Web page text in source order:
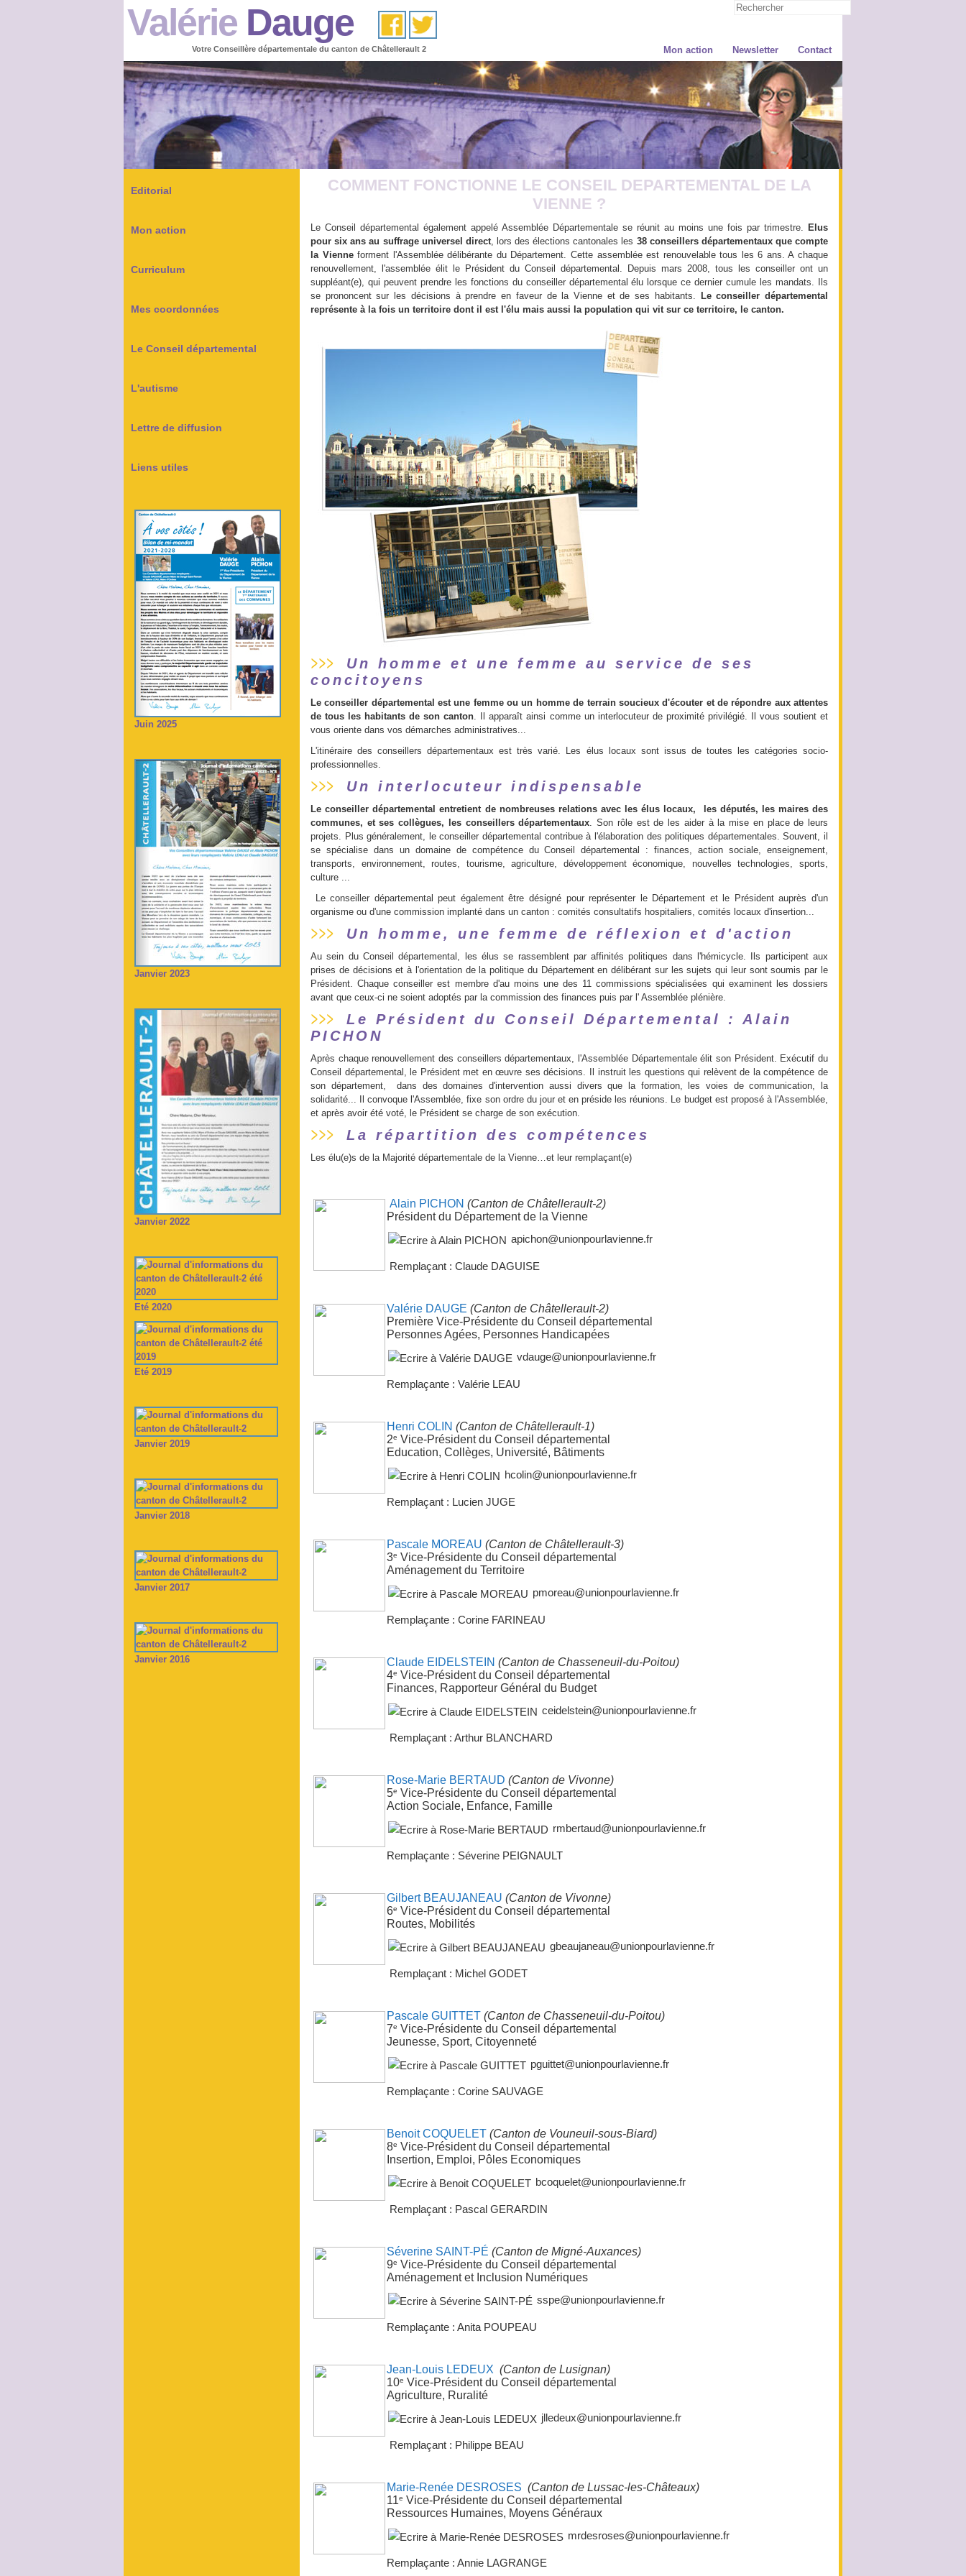
Valérie Dauge
Votre Conseillère départementale du canton de Châtellerault 2 Mon action Newsletter Contact
Editorial
Mon action
Curriculum
Mes coordonnées
Le Conseil départemental
L'autisme
Lettre de diffusion
Liens utiles
Juin 2025
Janvier 2023
Janvier 2022
Eté 2020
Eté 2019
Janvier 2019
Janvier 2018
Janvier 2017
Janvier 2016
COMMENT FONCTIONNE LE CONSEIL DEPARTEMENTAL DE LA
VIENNE ?
Le Conseil départemental également appelé Assemblée Départementale se réunit au moins une fois par trimestre. Elus
pour six ans au suffrage universel direct, lors des élections cantonales les 38 conseillers départementaux que compte
la Vienneforment l'Assemblée délibérante du Département. Cette assemblée est renouvelable tous les 6 ans. A chaque
renouvellement, l'assemblée élit le Président du Conseil départemental. Depuis mars 2008, tous les conseiller ont un
suppléant(e), qui peuvent prendre les fonctions du conseiller départemental élu lorsque ce dernier cumule les mandats. Ils
se prononcent sur les décisions à prendre en faveur de la Vienne et de ses habitants.
Le conseiller départemental
représente à la fois un territoire dont il est l'élu mais aussi la population qui vit sur ce territoire, le canton.
Un homme et une femme au service de ses
concitoyens
Le conseiller départemental est une femme ou un homme de terrain soucieux d'écouter et de répondre aux attentes
de tous les habitants de son canton. Il apparaît ainsi comme un interlocuteur de proximité privilégié. Il vous soutient et
vous oriente dans vos démarches administratives...
L'itinéraire des conseillers départementaux est très varié. Les élus locaux sont issus de toutes les catégories socio-
professionnelles.
Un interlocuteur indispensable
Le conseiller départemental entretient de nombreuses relations avec les élus locaux, les députés, les maires des
communes, et ses collègues, les conseillers départementaux. Son rôle est de les aider à la mise en place de leurs
projets. Plus généralement, le conseiller départemental contribue à l'élaboration des politiques départementales. Souvent, il
se spécialise dans un domaine de compétence du Conseil départemental : finances, action sociale, enseignement,
transports, environnement, routes, tourisme, agriculture, développement économique, nouvelles technologies, sports,
culture ...
Le conseiller départemental peut également être désigné pour représenter le Département et le Président auprès d'un
organisme ou d'une commission implanté dans un canton : comités consultatifs hospitaliers, comités locaux d'insertion...
Un homme, une femme de réflexion et d'action
Au sein du Conseil départemental, les élus se rassemblent par affinités politiques dans l'hémicycle. Ils participent aux
prises de décisions et à l'orientation de la politique du Département en délibérant sur les sujets qui leur sont soumis par le
Président. Chaque conseiller est membre d'au moins une des 11 commissions spécialisées qui examinent les dossiers
avant que ceux-ci ne soient adoptés par la commission des finances puis par l' Assemblée plénière.
Le Président du Conseil Départemental : Alain
PICHON
Après chaque renouvellement des conseillers départementaux, l'Assemblée Départementale élit son Président. Exécutif du
Conseil départemental, le Président met en œuvre ses décisions. Il instruit les questions qui relèvent de la compétence de
son département, dans des domaines d'intervention aussi divers que la formation, les voies de communication, la
solidarité... Il convoque l'Assemblée, fixe son ordre du jour et en préside les réunions. Le budget est proposé à l'Assemblée,
et après avoir été voté, le Président se charge de son exécution.
La répartition des compétences
Les élu(e)s de la Majorité départementale de la Vienne…et leur remplaçant(e)
Alain PICHON (Canton de Châtellerault-2)
Président du Département de la Vienne
apichon@unionpourlavienne.fr
Remplaçant : Claude DAGUISE
Valérie DAUGE (Canton de Châtellerault-2)
Première Vice-Présidente du Conseil départemental
Personnes Agées, Personnes Handicapées
vdauge@unionpourlavienne.fr
Remplaçante : Valérie LEAU
Henri COLIN (Canton de Châtellerault-1)
2e Vice-Président du Conseil départemental
Education, Collèges, Université, Bâtiments
hcolin@unionpourlavienne.fr
Remplaçant : Lucien JUGE
Pascale MOREAU (Canton de Châtellerault-3)
3e Vice-Présidente du Conseil départemental
Aménagement du Territoire
pmoreau@unionpourlavienne.fr
Remplaçante : Corine FARINEAU
Claude EIDELSTEIN (Canton de Chasseneuil-du-Poitou)
4e Vice-Président du Conseil départemental
Finances, Rapporteur Général du Budget
ceidelstein@unionpourlavienne.fr
Remplaçant : Arthur BLANCHARD
Rose-Marie BERTAUD (Canton de Vivonne)
5e Vice-Présidente du Conseil départemental
Action Sociale, Enfance, Famille
rmbertaud@unionpourlavienne.fr
Remplaçante : Séverine PEIGNAULT
Gilbert BEAUJANEAU (Canton de Vivonne)
6e Vice-Président du Conseil départemental
Routes, Mobilités
gbeaujaneau@unionpourlavienne.fr
Remplaçant : Michel GODET
Pascale GUITTET (Canton de Chasseneuil-du-Poitou)
7e Vice-Présidente du Conseil départemental
Jeunesse, Sport, Citoyenneté
pguittet@unionpourlavienne.fr
Remplaçante : Corine SAUVAGE
Benoit COQUELET (Canton de Vouneuil-sous-Biard)
8e Vice-Président du Conseil départemental
Insertion, Emploi, Pôles Economiques
bcoquelet@unionpourlavienne.fr
Remplaçant : Pascal GERARDIN
Séverine SAINT-PÉ (Canton de Migné-Auxances)
9e Vice-Présidente du Conseil départemental
Aménagement et Inclusion Numériques
sspe@unionpourlavienne.fr
Remplaçante : Anita POUPEAU
Jean-Louis LEDEUX (Canton de Lusignan)
10e Vice-Président du Conseil départemental
Agriculture, Ruralité
jlledeux@unionpourlavienne.fr
Remplaçant : Philippe BEAU
Marie-Renée DESROSES (Canton de Lussac-les-Châteaux)
11e Vice-Présidente du Conseil départemental
Ressources Humaines, Moyens Généraux
mrdesroses@unionpourlavienne.fr
Remplaçante : Annie LAGRANGE